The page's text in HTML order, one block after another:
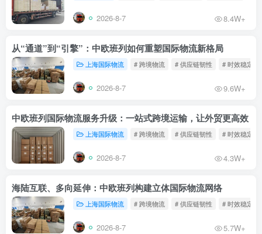
2026-8-7 8.4W+
从“通道”到“引擎”：中欧班列如何重塑国际物流新格局
上海国际物流 # 跨境物流 # 供应链韧性 # 时效稳定
2026-8-7 9.6W+
中欧班列国际物流服务升级：一站式跨境运输，让外贸更高效
上海国际物流 # 跨境物流 # 供应链韧性 # 时效稳定
2026-8-7 4.3W+
海陆互联、多向延伸：中欧班列构建立体国际物流网络
上海国际物流 # 跨境物流 # 供应链韧性 # 时效稳定
2026-8-7 5.7W+